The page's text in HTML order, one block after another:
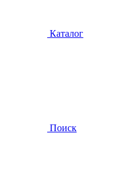
Каталог
Поиск